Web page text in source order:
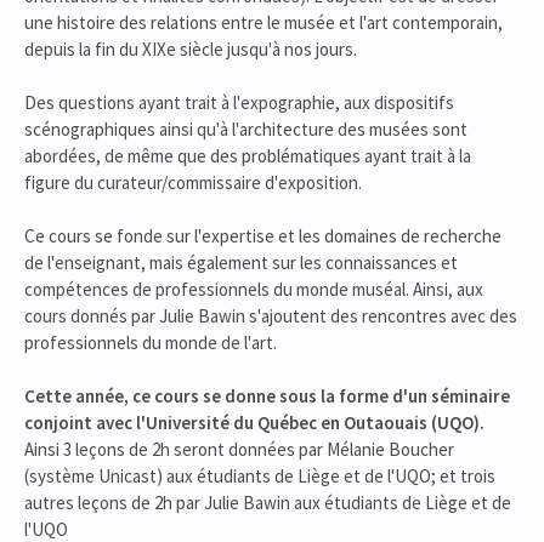
une histoire des relations entre le musée et l'art contemporain,
depuis la fin du XIXe siècle jusqu'à nos jours.
Des questions ayant trait à l'expographie, aux dispositifs
scénographiques ainsi qu'à l'architecture des musées sont
abordées, de même que des problématiques ayant trait à la
figure du curateur/commissaire d'exposition.
Ce cours se fonde sur l'expertise et les domaines de recherche
de l'enseignant, mais également sur les connaissances et
compétences de professionnels du monde muséal. Ainsi, aux
cours donnés par Julie Bawin s'ajoutent des rencontres avec des
professionnels du monde de l'art.
Cette année, ce cours se donne sous la forme d'un séminaire
conjoint avec l'Université du Québec en Outaouais (UQO).
Ainsi 3 leçons de 2h seront données par Mélanie Boucher
(système Unicast) aux étudiants de Liège et de l'UQO; et trois
autres leçons de 2h par Julie Bawin aux étudiants de Liège et de
l'UQO